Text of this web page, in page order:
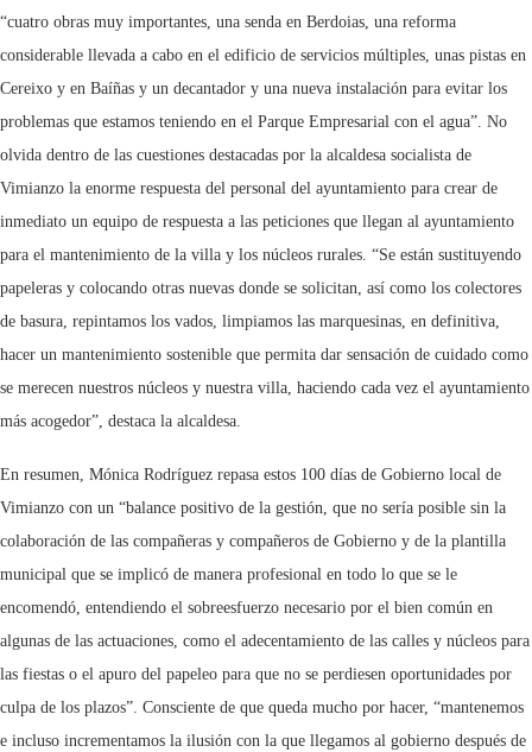
“cuatro obras muy importantes, una senda en Berdoias, una reforma
considerable llevada a cabo en el edificio de servicios múltiples, unas pistas en
Cereixo y en Baíñas y un decantador y una nueva instalación para evitar los
problemas que estamos teniendo en el Parque Empresarial con el agua”. No
olvida dentro de las cuestiones destacadas por la alcaldesa socialista de
Vimianzo la enorme respuesta del personal del ayuntamiento para crear de
inmediato un equipo de respuesta a las peticiones que llegan al ayuntamiento
para el mantenimiento de la villa y los núcleos rurales. “Se están sustituyendo
papeleras y colocando otras nuevas donde se solicitan, así como los colectores
de basura, repintamos los vados, limpiamos las marquesinas, en definitiva,
hacer un mantenimiento sostenible que permita dar sensación de cuidado como
se merecen nuestros núcleos y nuestra villa, haciendo cada vez el ayuntamiento
más acogedor”, destaca la alcaldesa.
En resumen, Mónica Rodríguez repasa estos 100 días de Gobierno local de
Vimianzo con un “balance positivo de la gestión, que no sería posible sin la
colaboración de las compañeras y compañeros de Gobierno y de la plantilla
municipal que se implicó de manera profesional en todo lo que se le
encomendó, entendiendo el sobreesfuerzo necesario por el bien común en
algunas de las actuaciones, como el adecentamiento de las calles y núcleos para
las fiestas o el apuro del papeleo para que no se perdiesen oportunidades por
culpa de los plazos”. Consciente de que queda mucho por hacer, “mantenemos
e incluso incrementamos la ilusión con la que llegamos al gobierno después de